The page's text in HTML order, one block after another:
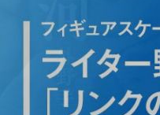
て…」《本人と八
言》
2026/08/09
者とは？「松橋力
ンタビュー】
サッカー
2026/08/08
剖…本人と中高時
クすぎる練習とは
2026/08/08